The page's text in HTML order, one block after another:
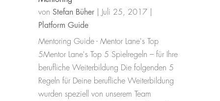
vonStefan Büher Juli 25, 2017
Platform Guide
Mentoring Guide - Mentor Lane's Top
5Mentor Lane's Top 5 Spielregeln – für Ihre
berufliche Weiterbildung Die folgenden 5
Regeln für Deine berufliche Weiterbildung
wurden speziell von unserem Team